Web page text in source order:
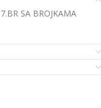
SA BROJKAMA